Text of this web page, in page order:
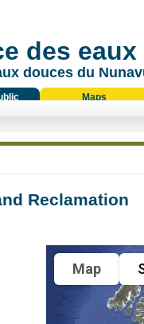
des
douces du
Maps
Reclamation
Map